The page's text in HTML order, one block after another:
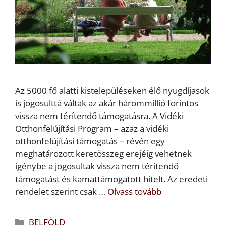
Az 5000 fő alatti kistelepüléseken élő nyugdíjasok
is jogosulttá váltak az akár hárommillió forintos
vissza nem térítendő támogatásra. A Vidéki
Otthonfelújítási Program – azaz a vidéki
otthonfelújítási támogatás – révén egy
meghatározott keretösszeg erejéig vehetnek
igénybe a jogosultak vissza nem térítendő
támogatást és kamattámogatott hitelt. Az eredeti
rendelet szerint csak … Olvass tovább
Kategória
BELFÖLD